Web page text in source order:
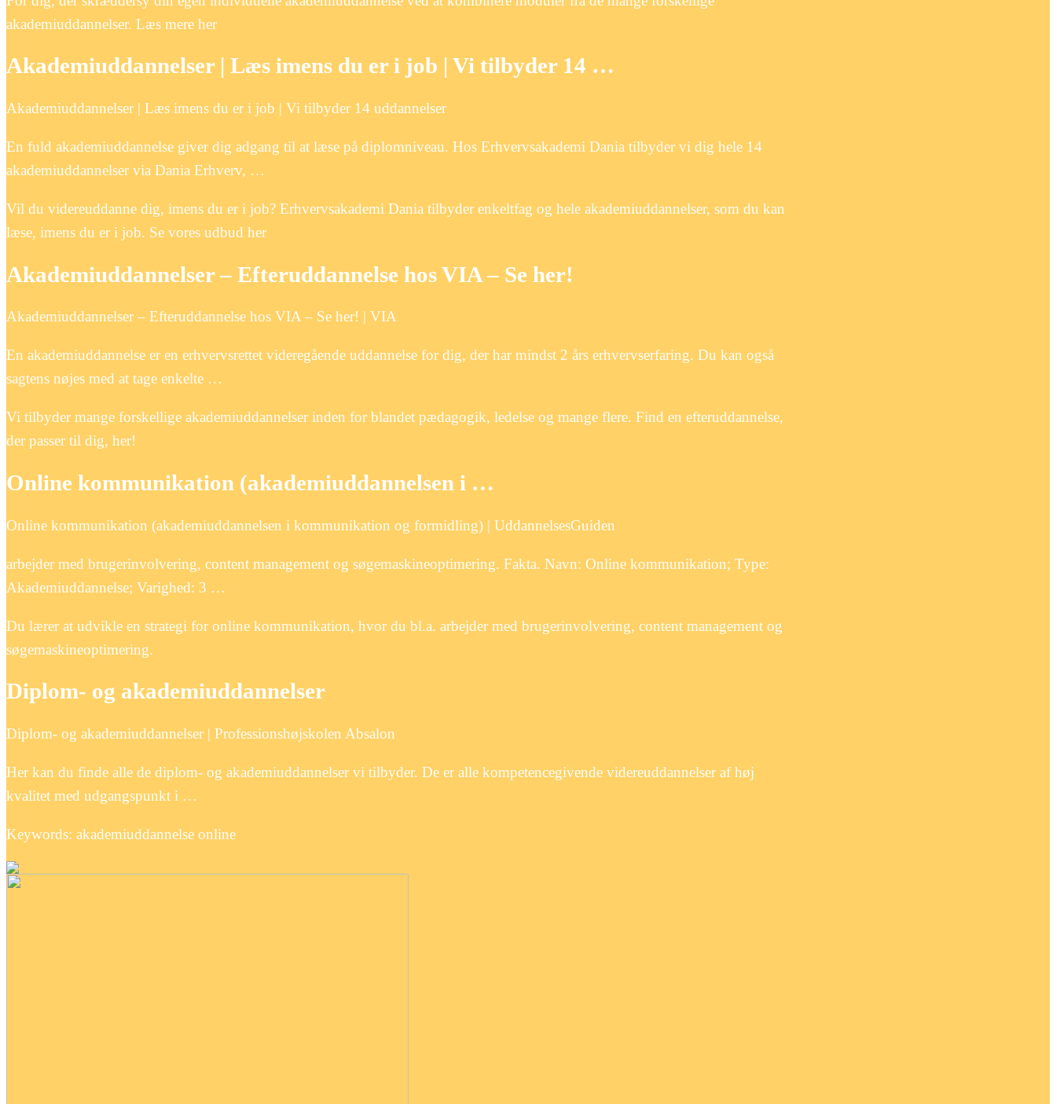
akademiuddannelser. Læs mere her
Akademiuddannelser | Læs imens du er i job | Vi tilbyder 14 …
Akademiuddannelser | Læs imens du er i job | Vi tilbyder 14 uddannelser
En fuld akademiuddannelse giver dig adgang til at læse på diplomniveau. Hos Erhvervsakademi Dania tilbyder vi dig hele 14
akademiuddannelser via Dania Erhverv, …
Vil du videreuddanne dig, imens du er i job? Erhvervsakademi Dania tilbyder enkeltfag og hele akademiuddannelser, som du kan
læse, imens du er i job. Se vores udbud her
Akademiuddannelser – Efteruddannelse hos VIA – Se her!
Akademiuddannelser – Efteruddannelse hos VIA – Se her! | VIA
En akademiuddannelse er en erhvervsrettet videregående uddannelse for dig, der har mindst 2 års erhvervserfaring. Du kan også
sagtens nøjes med at tage enkelte …
Vi tilbyder mange forskellige akademiuddannelser inden for blandet pædagogik, ledelse og mange flere. Find en efteruddannelse,
der passer til dig, her!
Online kommunikation (akademiuddannelsen i …
Online kommunikation (akademiuddannelsen i kommunikation og formidling) | UddannelsesGuiden
arbejder med brugerinvolvering, content management og søgemaskineoptimering. Fakta. Navn: Online kommunikation; Type:
Akademiuddannelse; Varighed: 3 …
Du lærer at udvikle en strategi for online kommunikation, hvor du bl.a. arbejder med brugerinvolvering, content management og
søgemaskineoptimering.
Diplom- og akademiuddannelser
Diplom- og akademiuddannelser | Professionshøjskolen Absalon
Her kan du finde alle de diplom- og akademiuddannelser vi tilbyder. De er alle kompetencegivende videreuddannelser af høj
kvalitet med udgangspunkt i …
Keywords: akademiuddannelse online